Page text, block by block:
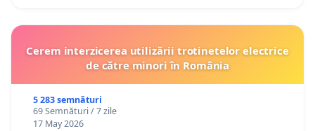
Cerem interzicerea utilizării trotinetelor electrice
de către minori în România
5 283 semnături
69 Semnături / 7 zile
17 May 2026